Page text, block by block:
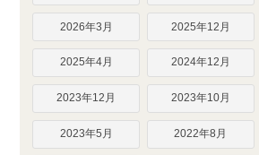
2026年3月 2025年12月
2025年4月 2024年12月
2023年12月 2023年10月
2023年5月 2022年8月